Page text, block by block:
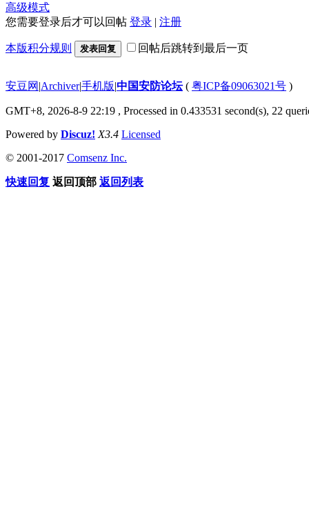
高级模式
您需要登录后才可以回帖 登录 | 注册
本版积分规则 发表回复 回帖后跳转到最后一页
安豆网 |Archiver|手机版|中国安防论坛( 粤ICP备09063021号 )
GMT+8, 2026-8-9 22:19 , Processed in 0.433531 second(s), 22
Powered by Discuz! X3.4 Licensed
© 2001-2017 Comsenz Inc.
快速回复 返回顶部 返回列表